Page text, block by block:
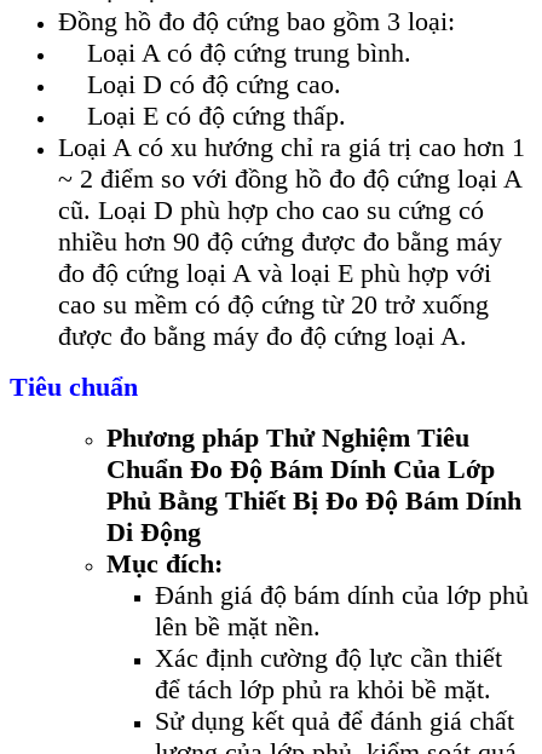
Đồng hồ đo độ cứng bao gồm 3 loại:
Loại A có độ cứng trung bình.
Loại D có độ cứng cao.
Loại E có độ cứng thấp.
Loại A có xu hướng chỉ ra giá trị cao hơn 1
~ 2 điểm so với đồng hồ đo độ cứng loại A
cũ. Loại D phù hợp cho cao su cứng có
nhiều hơn 90 độ cứng được đo bằng máy
đo độ cứng loại A và loại E phù hợp với
cao su mềm có độ cứng từ 20 trở xuống
được đo bằng máy đo độ cứng loại A.
Tiêu chuẩn
Phương pháp Thử Nghiệm Tiêu
Chuẩn Đo Độ Bám Dính Của Lớp
Phủ Bằng Thiết Bị Đo Độ Bám Dính
Di Động
Mục đích:
Đánh giá độ bám dính của lớp phủ
lên bề mặt nền.
Xác định cường độ lực cần thiết
để tách lớp phủ ra khỏi bề mặt.
Sử dụng kết quả để đánh giá chất